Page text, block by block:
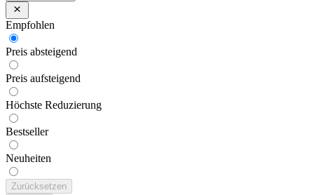
Empfohlen
Preis absteigend
Preis aufsteigend
Höchste Reduzierung
Bestseller
Neuheiten
Zurücksetzen